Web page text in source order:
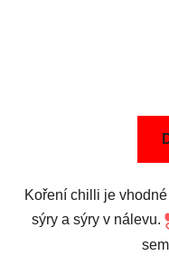
Koření chilli je
sýry a sýry v nálevu.